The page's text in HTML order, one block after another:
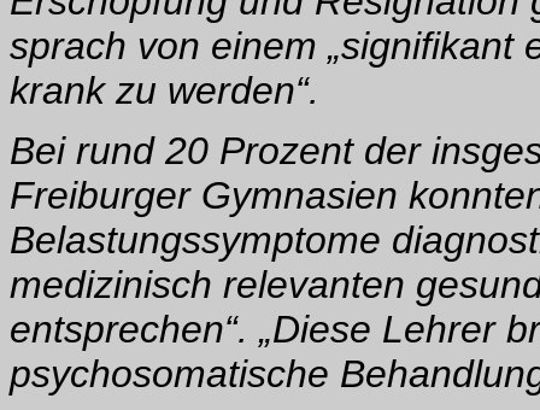
sprach von einem „signifikant
krank zu werden“.
Bei rund 20 Prozent der
Freiburger Gymnasien
Belastungssymptome
medizinisch relevanten
entsprechen“. „Diese Lehrer
psychosomatische